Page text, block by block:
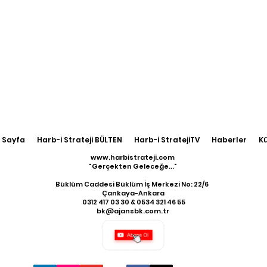
Sayfa Harb-i Strateji BÜLTEN Harb-i StratejiTV Haberler
www.harbistrateji.com
"Gerçekten Geleceğe..."
Büklüm Caddesi Büklüm İş Merkezi No: 22/6
Çankaya-Ankara
​ 0312 417 03 30 & 0534 321 46 55
bk@ajansbk.com.tr